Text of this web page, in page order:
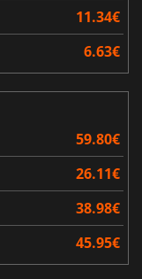
11.34€
6.63€
59.80€
26.11€
38.98€
45.95€